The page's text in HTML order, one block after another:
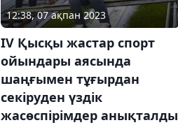
12:38, 07 ақпан 2023
IV Қысқы жастар спорт
ойындары аясында
шаңғымен тұғырдан
секіруден үздік
жасөспірімдер анықталды